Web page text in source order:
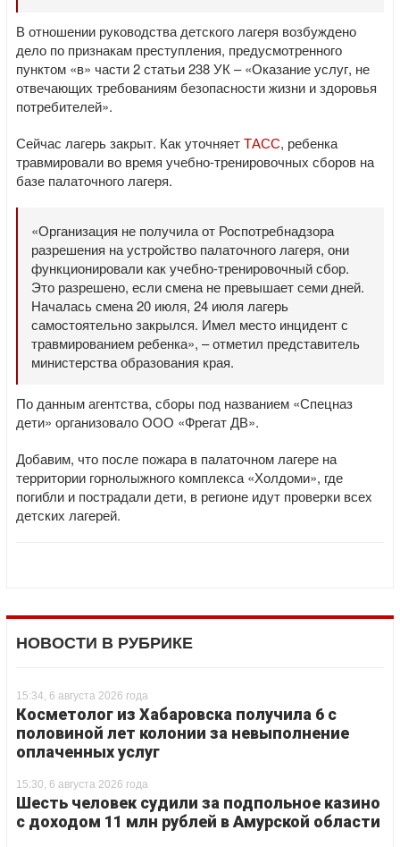
В отношении руководства детского лагеря возбуждено
дело по признакам преступления, предусмотренного
пунктом «в» части 2 статьи 238 УК – «Оказание услуг, не
отвечающих требованиям безопасности жизни и здоровья
потребителей».
Сейчас лагерь закрыт. Как уточняетТАСС, ребенка
травмировали во время учебно-тренировочных сборов на
базе палаточного лагеря.
«Организация не получила от Роспотребнадзора
разрешения на устройство палаточного лагеря, они
функционировали как учебно-тренировочный сбор.
Это разрешено, если смена не превышает семи дней.
Началась смена 20 июля, 24 июля лагерь
самостоятельно закрылся. Имел место инцидент с
травмированием ребенка», – отметил представитель
министерства образования края.
По данным агентства, сборы под названием «Спецназ
дети» организовало ООО «Фрегат ДВ».
Добавим, что после пожара в палаточном лагере на
территории горнолыжного комплекса «Холдоми», где
погибли и пострадали дети, в регионе идут проверки всех
детских лагерей.
НОВОСТИ В РУБРИКЕ
15:34, 6 августа 2026 года
Косметолог из Хабаровска получила 6 с
половиной лет колонии за невыполнение
оплаченных услуг
15:30, 6 августа 2026 года
Шесть человек судили за подпольное казино
с доходом 11 млн рублей в Амурской области